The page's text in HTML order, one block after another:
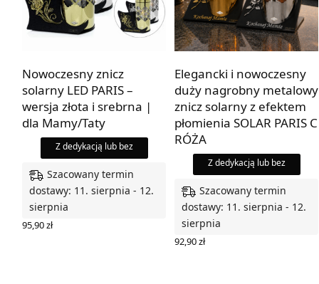
Nowoczesny znicz
solarny LED PARIS –
wersja złota i srebrna |
dla Mamy/Taty
Z dedykacją lub bez
Szacowany termin
dostawy: 11. sierpnia - 12.
sierpnia
95,90zł
Elegancki i nowoczesny
duży nagrobny metalowy
znicz solarny z efektem
płomienia SOLAR PARIS C
RÓŻA
Z dedykacją lub bez
Szacowany termin
dostawy: 11. sierpnia - 12.
sierpnia
92,90zł